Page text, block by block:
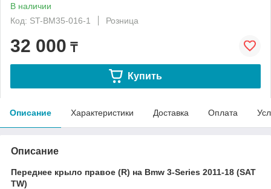
В наличии
Код: ST-BM35-016-1
Розница
32 000 ₸
Купить
Описание Характеристики Доставка Оплата
Описание
Переднее крыло правое (R) на Bmw 3-Series 2011-18 (SAT
TW)